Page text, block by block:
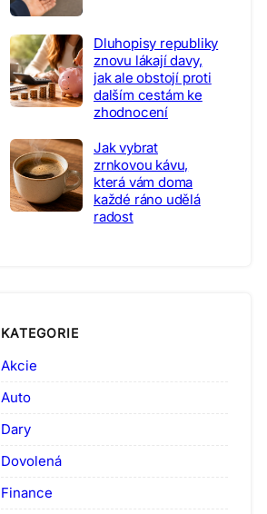
Dluhopisy republiky
znovu lákají davy,
jak ale obstojí proti
dalším cestám ke
zhodnocení
Jak vybrat
zrnkovou kávu,
která vám doma
každé ráno udělá
radost
KATEGORIE
Akcie
Auto
Dary
Dovolená
Finance